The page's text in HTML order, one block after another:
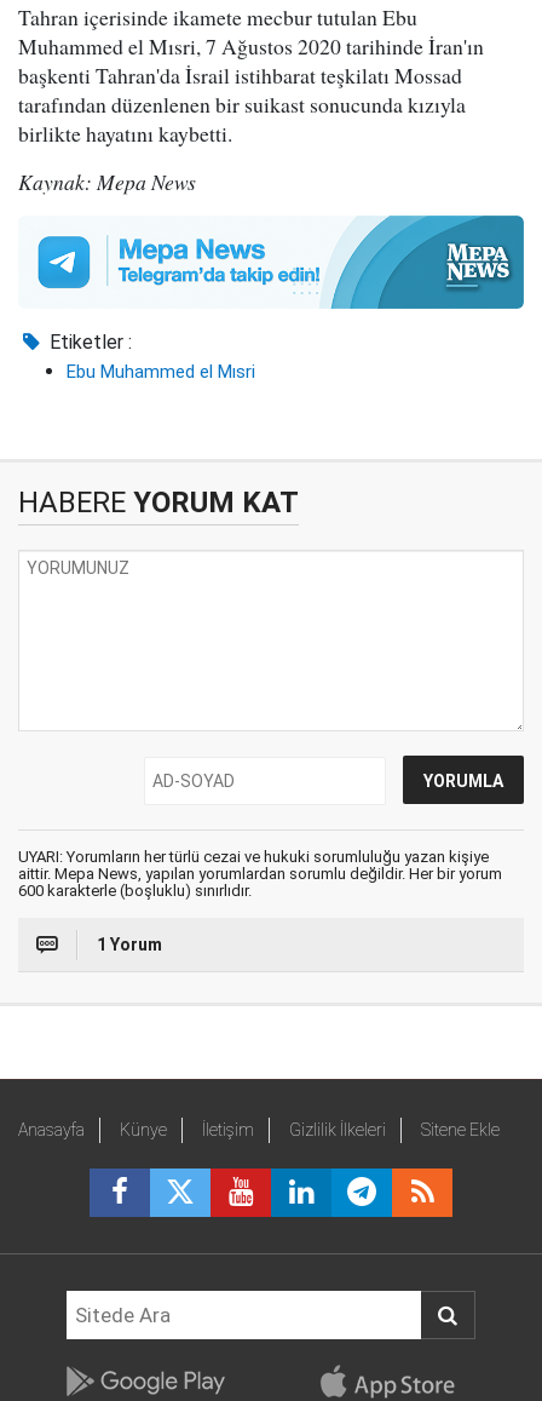
Tahran içerisinde ikamete mecbur tutulan Ebu
Muhammed el Mısri, 7 Ağustos 2020 tarihinde İran'ın
başkenti Tahran'da İsrail istihbarat teşkilatı Mossad
tarafından düzenlenen bir suikast sonucunda kızıyla
birlikte hayatını kaybetti.
Kaynak: Mepa News
Etiketler :
Ebu Muhammed el Mısri
HABERE YORUM KAT
UYARI: Yorumların her türlü cezai ve hukuki sorumluluğu yazan kişiye
aittir. Mepa News, yapılan yorumlardan sorumlu değildir. Her bir yorum
600 karakterle (boşluklu) sınırlıdır.
1 Yorum
Anasayfa Künye İletişim Gizlilik İlkeleri Sitene Ekle